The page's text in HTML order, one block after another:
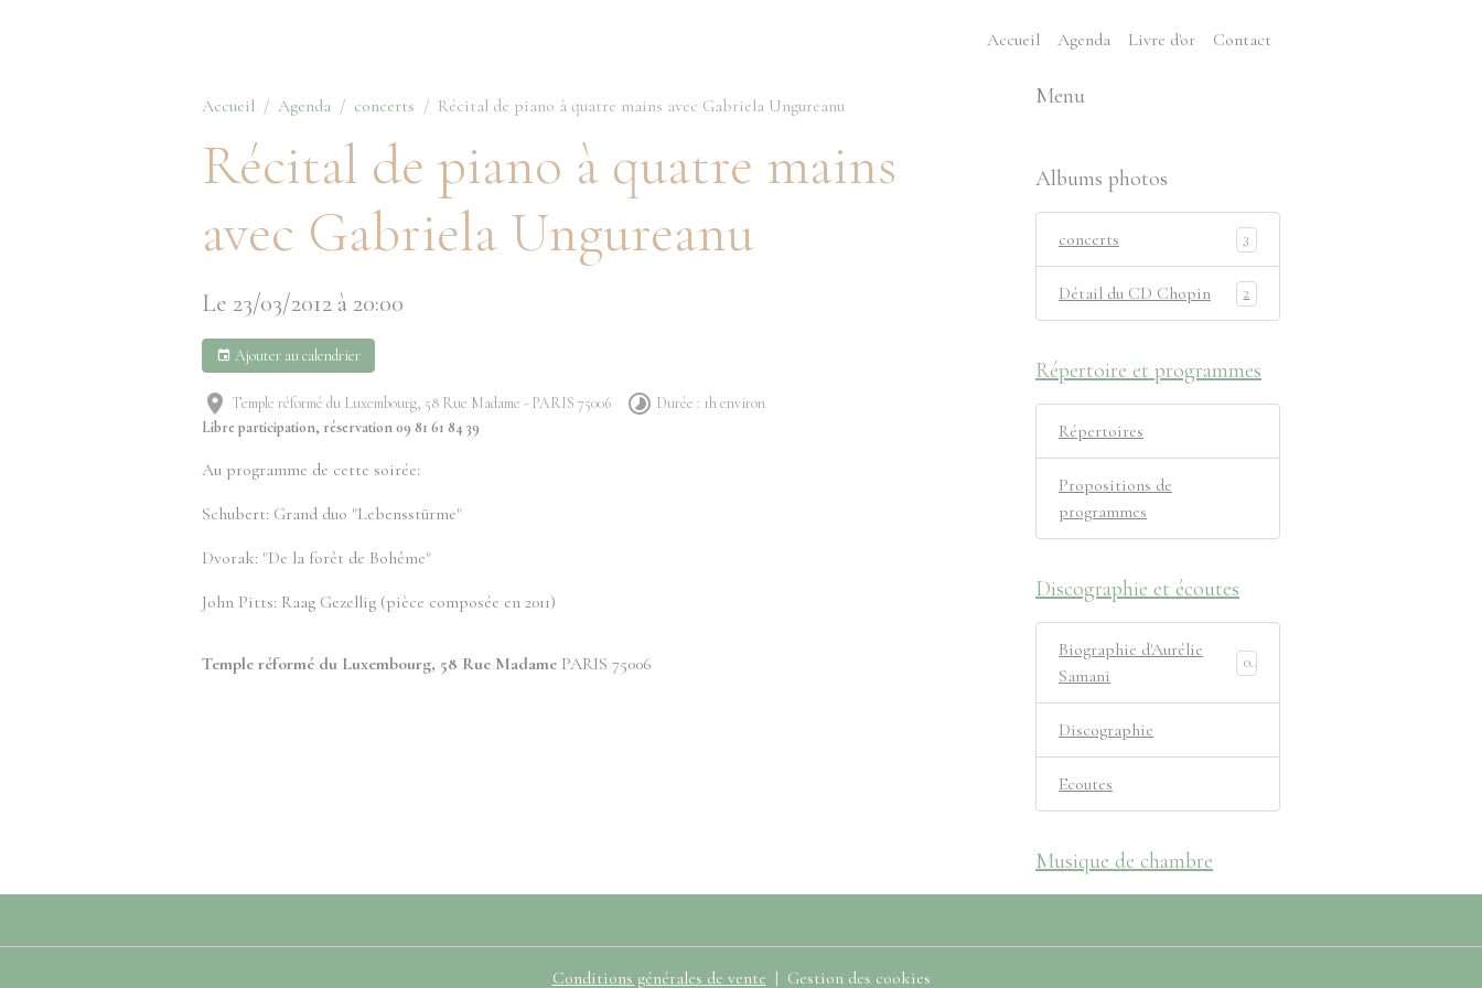
Accueil Agenda Livre d'or Contact
Accueil Agenda concerts Récital de piano à quatre mains avec Gabriela Ungureanu
Récital de piano à quatre mains
avec Gabriela Ungureanu
Le 23/03/2012 à 20:00
Ajouter au calendrier
Temple réformé du Luxembourg, 58 Rue Madame - PARIS 75006
Durée : 1h environ
Libre participation, réservation 09 81 61 84 39
Au programme de cette soirée:
Schubert: Grand duo "Lebensstürme"
Dvorak: "De la forêt de Bohême"
John Pitts: Raag Gezellig (pièce composée en 2011)
Temple réformé du Luxembourg, 58 Rue Madame PARIS 75006
Menu
Albums photos
concerts 3
Détail du CD Chopin 2
Répertoire et programmes
Répertoires
Propositions de
programmes
Discographie et écoutes
Biographie d'Aurélie
Samani
0
Discographie
Ecoutes
Musique de chambre
Conditions générales de vente Gestion des cookies